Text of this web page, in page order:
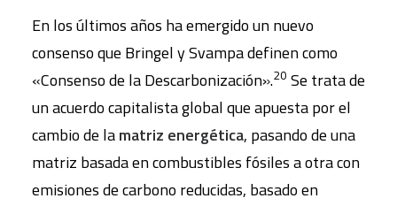
En los últimos años ha emergido un nuevo
consenso que Bringel y Svampa definen como
«Consenso de la Descarbonización».20 Se trata de
un acuerdo capitalista global que apuesta por el
cambio de lamatriz energética, pasando de una
matriz basada en combustibles fósiles a otra con
emisiones de carbono reducidas, basado en